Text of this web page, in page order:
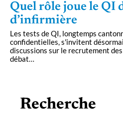
Quel rôle joue le QI
d’infirmière
Les tests de QI, longtemps
confidentielles, s'invitent
discussions sur le recrutement
débat…
Recherche